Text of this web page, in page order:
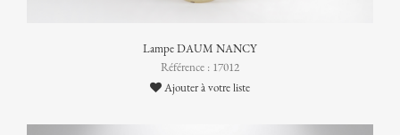
Lampe DAUM NANCY
Référence : 17012
Ajouter à votre liste